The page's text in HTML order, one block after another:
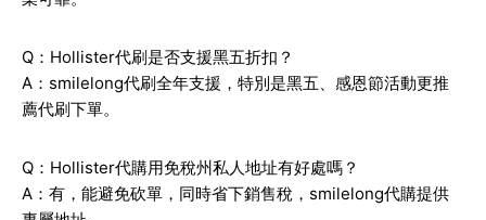
Q：Hollister代刷是否支援黑五折扣？
A：smilelong代刷全年支援，特別是黑五、感恩節活動更推
薦代刷下單。
Q：Hollister代購用免稅州私人地址有好處嗎？
A：有，能避免砍單，同時省下銷售稅，smilelong代購提供